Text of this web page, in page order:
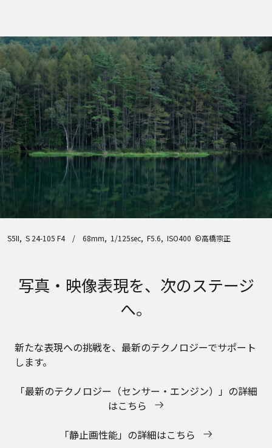
S5II, S 24-105 F4 / 68mm, 1/125sec, F5.6, ISO400 ©高橋宗正
写真・映像表現を、次のステージ
へ。
新たな表現への挑戦を、最新のテクノロジーでサポート
します。
「最新のテクノロジー（センサー・エンジン）」の詳細
はこちら
「静止画性能」の詳細はこちら